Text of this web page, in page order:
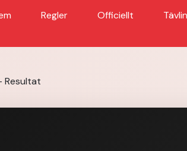
Regler Officiellt
Resultat